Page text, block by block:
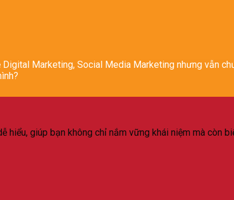
Marketing, Social Media Marketing nhưng vẫn
giúp bạn không chỉ nắm vững khái niệm mà còn